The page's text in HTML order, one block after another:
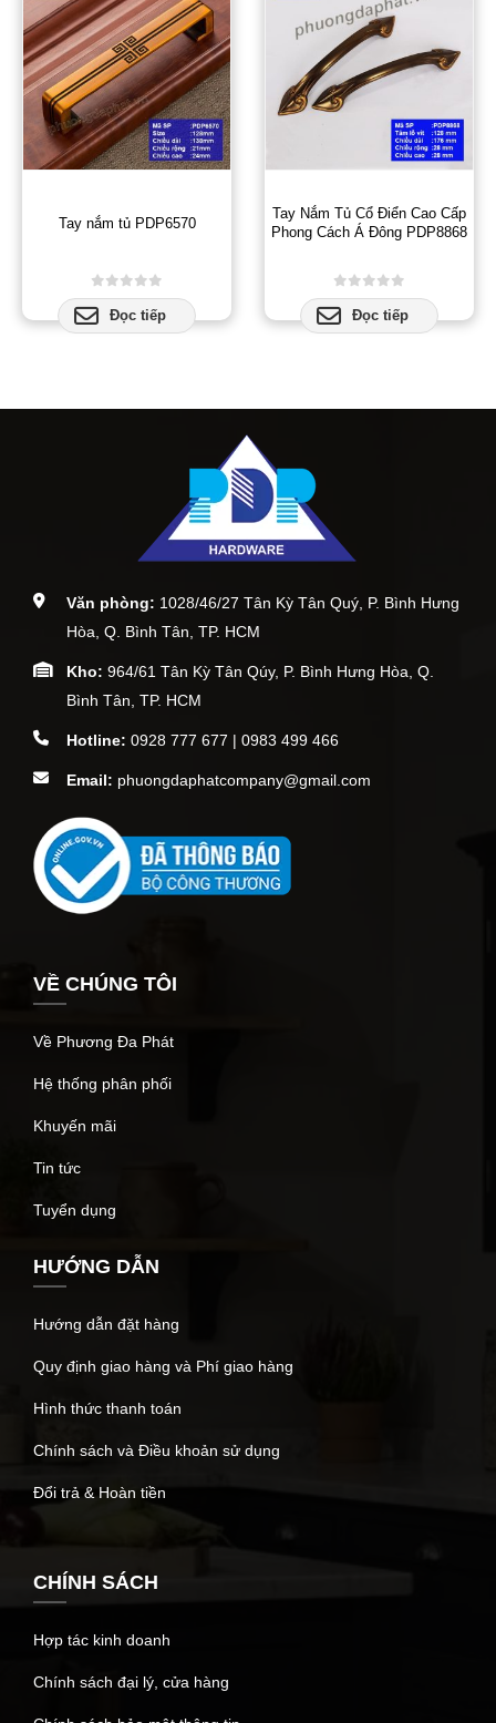
Tay nắm tủ PDP6570
0out of 5
Đọc tiếp
Tay Nắm Tủ Cổ Điển Cao Cấp
Phong Cách Á Đông PDP8868
0out of 5
Đọc tiếp
Văn phòng: 1028/46/27 Tân Kỳ Tân Quý, P. Bình Hưng
Hòa, Q. Bình Tân, TP. HCM
Kho: 964/61 Tân Kỳ Tân Qúy, P. Bình Hưng Hòa, Q.
Bình Tân, TP. HCM
Hotline: 0928 777 677 | 0983 499 466
Email: phuongdaphatcompany@gmail.com
VỀ CHÚNG TÔI
Về Phương Đa Phát
Hệ thống phân phối
Khuyến mãi
Tin tức
Tuyển dụng
HƯỚNG DẪN
Hướng dẫn đặt hàng
Quy định giao hàng và Phí giao hàng
Hình thức thanh toán
Chính sách và Điều khoản sử dụng
Đổi trả & Hoàn tiền
CHÍNH SÁCH
Hợp tác kinh doanh
Chính sách đại lý, cửa hàng